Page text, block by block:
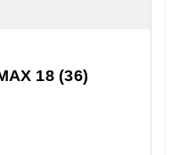
18 (36)